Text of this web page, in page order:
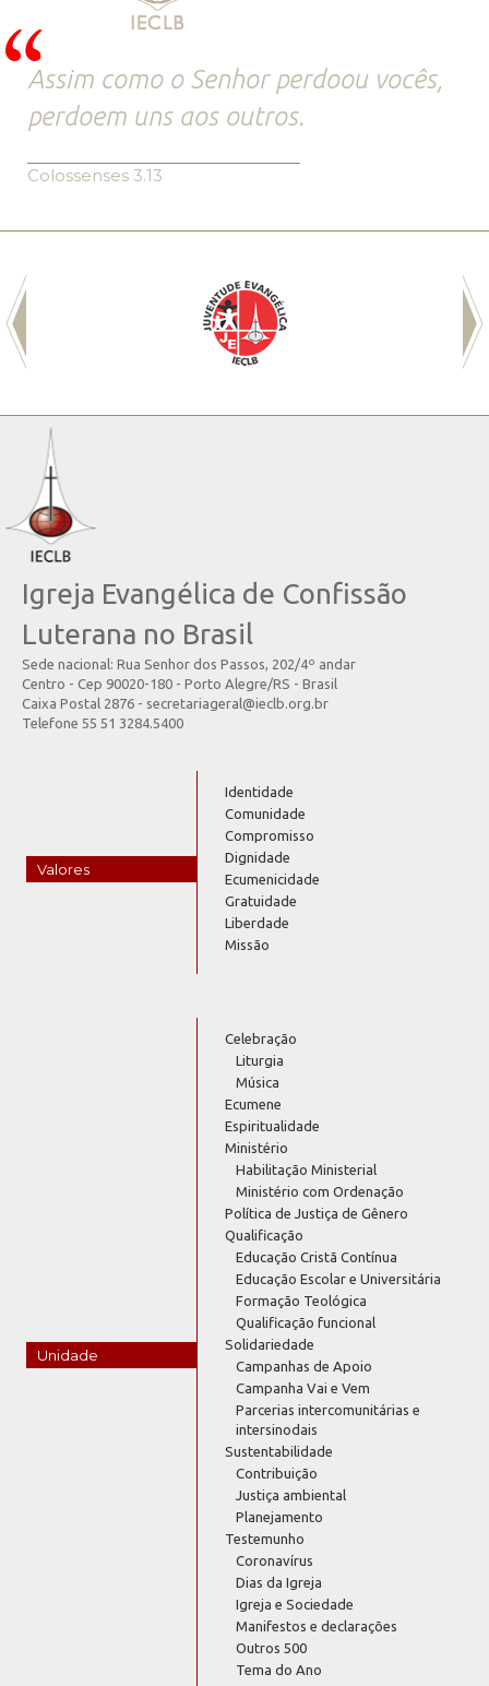
Assim como o Senhor perdoou vocês,
perdoem uns aos outros.
Colossenses 3.13
Igreja Evangélica de Confissão
Luterana no Brasil
Sede nacional: Rua Senhor dos Passos, 202/4º andar
Centro - Cep 90020-180 - Porto Alegre/RS - Brasil
Caixa Postal 2876 - secretariageral@ieclb.org.br
Telefone 55 51 3284.5400
Valores
Identidade
Comunidade
Compromisso
Dignidade
Ecumenicidade
Gratuidade
Liberdade
Missão
Unidade
Celebração
Liturgia
Música
Ecumene
Espiritualidade
Ministério
Habilitação Ministerial
Ministério com Ordenação
Política de Justiça de Gênero
Qualificação
Educação Cristã Contínua
Educação Escolar e Universitária
Formação Teológica
Qualificação funcional
Solidariedade
Campanhas de Apoio
Campanha Vai e Vem
Parcerias intercomunitárias e
intersinodais
Sustentabilidade
Contribuição
Justiça ambiental
Planejamento
Testemunho
Coronavírus
Dias da Igreja
Igreja e Sociedade
Manifestos e declarações
Outros 500
Tema do Ano